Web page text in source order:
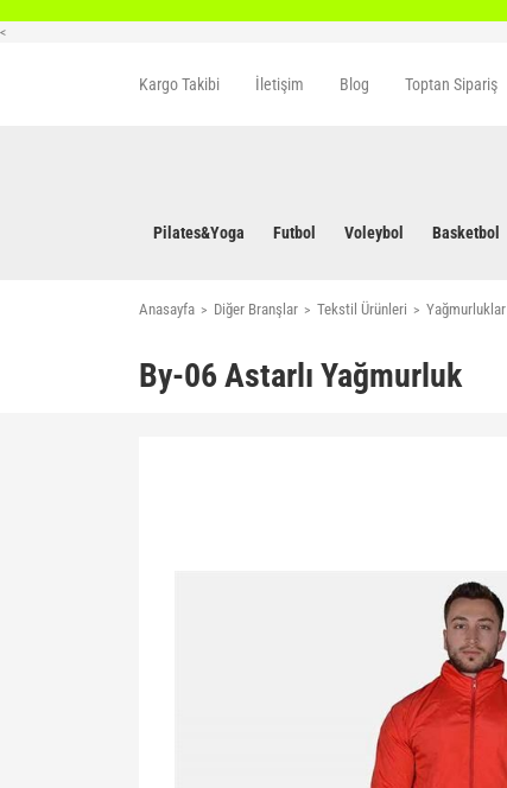
<
Kargo Takibi İletişim Blog Toptan Sipariş
Pilates&Yoga Futbol Voleybol Basketbol
Anasayfa Diğer Branşlar Tekstil Ürünleri Yağmurluklar
By-06 Astarlı Yağmurluk